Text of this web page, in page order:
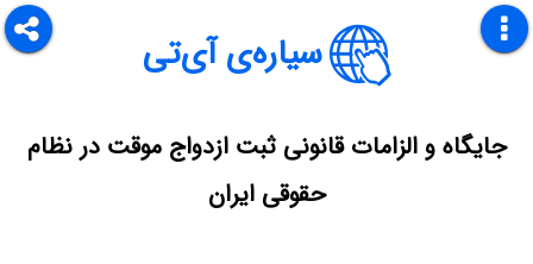
سیاره‌ی آی‌تی
جایگاه و الزامات قانونی ثبت ازدواج موقت در نظام
حقوقی ایران